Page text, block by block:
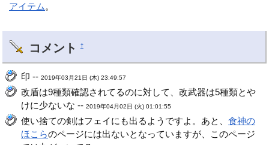
アイテム 。
コメント †
印 --2019年03月21日 (木) 23:49:57
改盾は9種類確認されてるのに対して、改武器は5種類とや
けに少ないな --2019年04月02日 (火) 01:01:55
使い捨ての剣はフェイにも出るようですよ。あと、食神の
ほこらのページには出ないとなっていますが、このページ